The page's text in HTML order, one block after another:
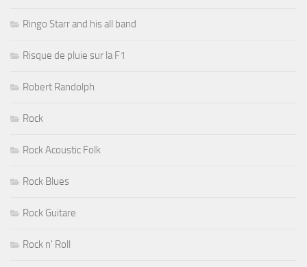
Ringo Starr and his all band
Risque de pluie sur la F1
Robert Randolph
Rock
Rock Acoustic Folk
Rock Blues
Rock Guitare
Rock n' Roll